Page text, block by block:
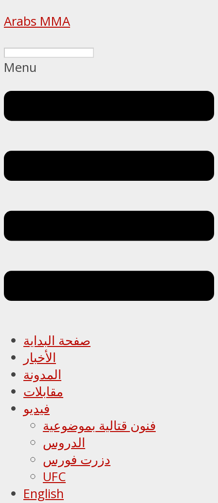
Arabs MMA
Menu
صفحة البداية
الأخبار
المدونة
مقابلات
فيديو
فنون قتالية بموضوعية
الدروس
دزرت فورس
UFC
English